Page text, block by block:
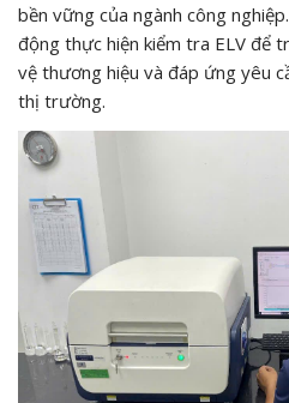
bền vững của ngành công
động thực hiện kiểm tra ELV để
vệ thương hiệu và đáp ứng yêu
thị trường.